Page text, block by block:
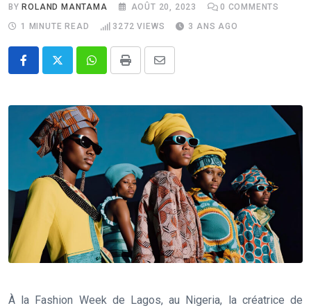
BYROLAND MANTAMA AOÛT 20, 2023 0 COMMENTS
1 MINUTE READ
3272 VIEWS 3 ANS AGO
À la Fashion Week de Lagos, au Nigeria, la créatrice de